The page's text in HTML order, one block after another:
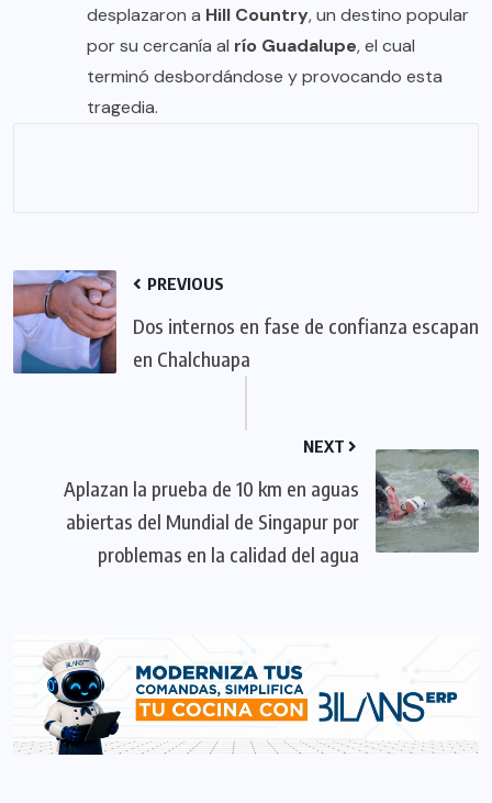
desplazaron a Hill Country, un destino popular
por su cercanía al río Guadalupe, el cual
terminó desbordándose y provocando esta
tragedia.
PREVIOUS
Dos internos en fase de confianza escapan
en Chalchuapa
NEXT
Aplazan la prueba de 10 km en aguas
abiertas del Mundial de Singapur por
problemas en la calidad del agua